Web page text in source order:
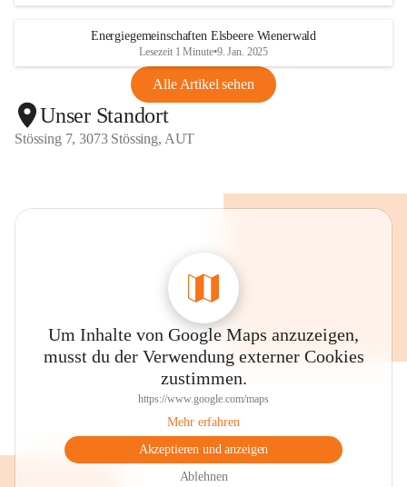
Energiegemeinschaften Elsbeere Wienerwald
Lesezeit 1 Minute•9. Jan. 2025
Alle Artikel sehen
Unser Standort
Stössing 7, 3073 Stössing, AUT
Um Inhalte von Google Maps anzuzeigen,
musst du der Verwendung externer Cookies
zustimmen.
https://www.google.com/maps
Mehr erfahren
Akzeptieren und anzeigen
Ablehnen